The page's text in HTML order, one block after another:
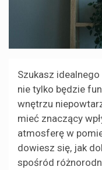
Szukasz
nie tylko będzie
wnętrzu
mieć znaczący
atmosferę w
dowiesz się, jak
spośród